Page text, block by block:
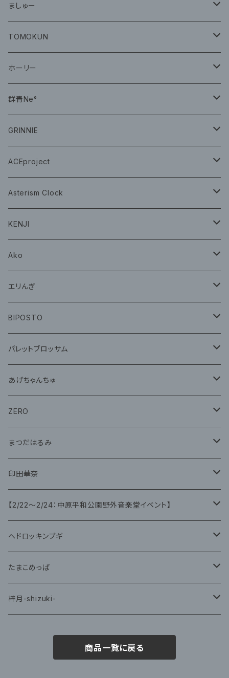
グッズ
CD
ましゅー
グッズ
TOMOKUN
CD
ホーリー
CD
群青Ne°
CD
グッズ
GRINNIE
グッズ
ACEproject
グッズ
CD
Asterism Clock
グッズ
KENJI
グッズ
Ako
グッズ
CD
エリんぎ
グッズ
BIPOSTO
グッズ
パレットブロッサム
CD
グッズ
あげちゃんちゅ
グッズ
ZERO
グッズ
CD
まつだはるみ
CD
グッズ
印田華奈
グッズ
【2/22〜2/24：中原平和公園野外音楽堂イベント】
藤咲ゆみ
ヘドロッキンブギ
CD
たまこめっぱ
グッズ
梓月-shizuki-
商品一覧に戻る